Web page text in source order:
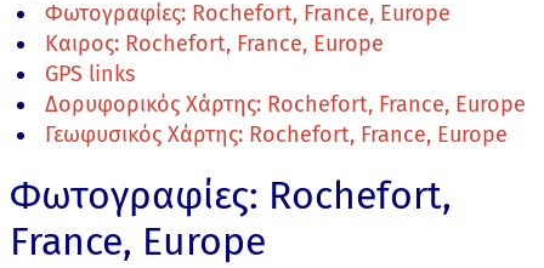
Φωτογραφίες: Rochefort, France, Europe
Καιρος: Rochefort, France, Europe
GPS links
Δορυφορικός Χάρτης: Rochefort, France, Europe
Γεωφυσικός Χάρτης: Rochefort, France, Europe
Φωτογραφίες: Rochefort,
France, Europe